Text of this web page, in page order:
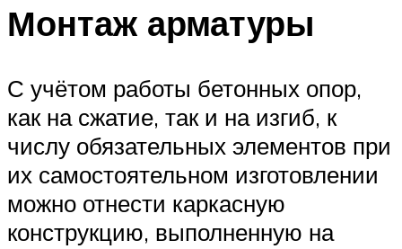
Монтаж арматуры
С учётом работы бетонных опор,
как на сжатие, так и на изгиб, к
числу обязательных элементов при
их самостоятельном изготовлении
можно отнести каркасную
конструкцию, выполненную на